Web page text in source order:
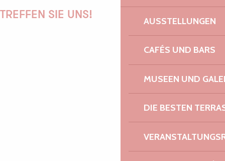
AUSSTELLUNGEN
CAFÉS UND BARS
MUSEEN UND
DIE BESTEN
TREFFEN SIE UNS!
PAULINE